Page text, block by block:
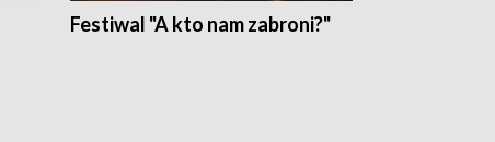
Festiwal "A kto nam zabroni?"